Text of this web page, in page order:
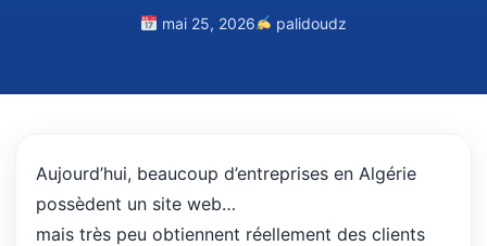
mai 25, 2026 palidoudz
Aujourd’hui, beaucoup d’entreprises en Algérie
possèdent un site web…
mais très peu obtiennent réellement des clients